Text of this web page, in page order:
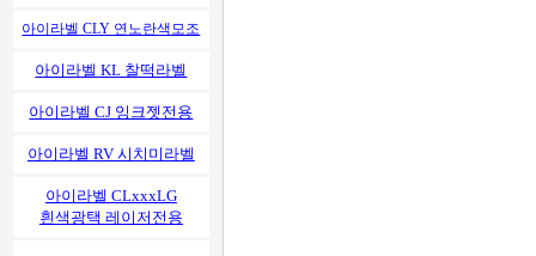
아이라벨 CLY 연노란색모조
아이라벨 KL 찰떡라벨
아이라벨 CJ 잉크젯전용
아이라벨 RV 시치미라벨
아이라벨 CLxxxLG
흰색광택 레이저전용